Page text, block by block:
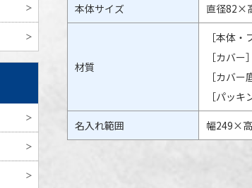
本体サイズ 直径82×
材質
［本体
［カバー
［カバ
［パッ
名入れ範囲 幅249×